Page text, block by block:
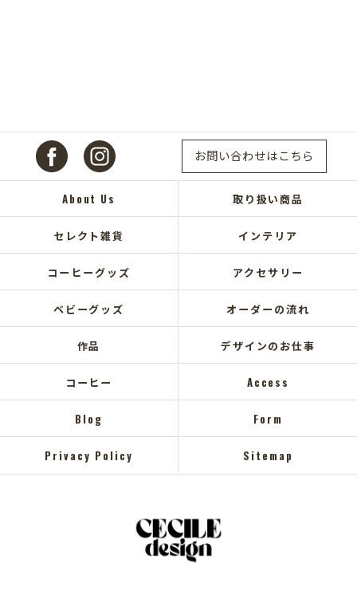
お問い合わせはこちら
About Us 取り扱い商品
セレクト雑貨 インテリア
コーヒーグッズ アクセサリー
ベビーグッズ オーダーの流れ
作品 デザインのお仕事
コーヒー Access
Blog Form
Privacy Policy Sitemap